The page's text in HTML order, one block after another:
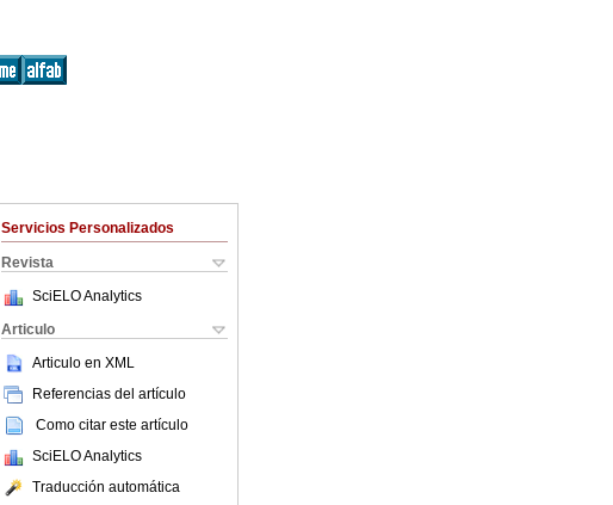
Servicios Personalizados
Revista
SciELO Analytics
Articulo
Articulo en XML
Referencias del artículo
Como citar este artículo
SciELO Analytics
Traducción automática